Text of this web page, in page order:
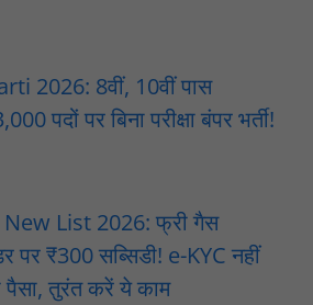
2026: 8वीं, 10वीं पास
पदों पर बिना परीक्षा बंपर भर्ती!
List 2026: फ्री गैस
₹300 सब्सिडी! e-KYC नहीं
पैसा, तुरंत करें ये काम